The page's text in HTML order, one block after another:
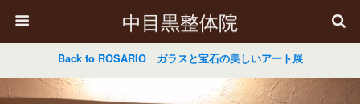
中目黒整体院
Back to ROSARIO ガラスと宝石の美しいアート展